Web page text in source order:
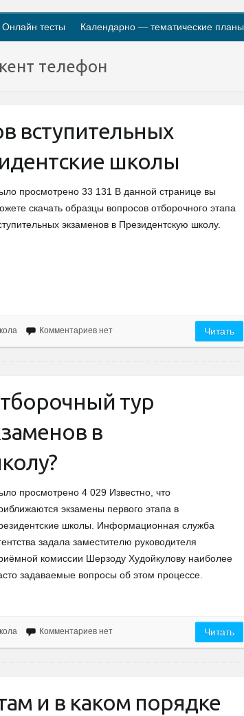
Онлайн тесты Календарно — тематические планы
телефон
вступительных
школы
просмотрено 33 131 В данной странице вы
скачать образцы вопросов отборочного этапа
экзаменов в Президентскую школу.
Комментариев нет Читать
тур
в
просмотрено 4 029 Известно, что
экзамены первого этапа в
школы. Информационная служба
задала заместителю руководителя
комиссии Шерзоду Худойкулову наиболее
задаваемые вопросы об этом процессе.
Комментариев нет Читать
и в каком порядке